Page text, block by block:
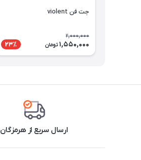
جت فن violent
2,000,000
1,550,000 تومان 23٪
ارسال سریع از هرمزگان